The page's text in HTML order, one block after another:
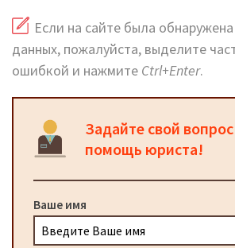
Если на сайте была
данных, пожалуйста, выделите
ошибкой и нажмите Ctrl+Enter.
Задайте свой
помощь юриста!
Ваше имя